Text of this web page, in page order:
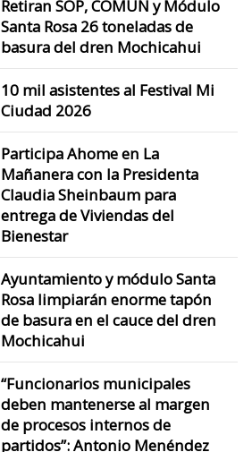
Retiran SOP, COMUN y Módulo
Santa Rosa 26 toneladas de
basura del dren Mochicahui
10 mil asistentes al Festival Mi
Ciudad 2026
Participa Ahome en La
Mañanera con la Presidenta
Claudia Sheinbaum para
entrega de Viviendas del
Bienestar
Ayuntamiento y módulo Santa
Rosa limpiarán enorme tapón
de basura en el cauce del dren
Mochicahui
“Funcionarios municipales
deben mantenerse al margen
de procesos internos de
partidos”: Antonio Menéndez